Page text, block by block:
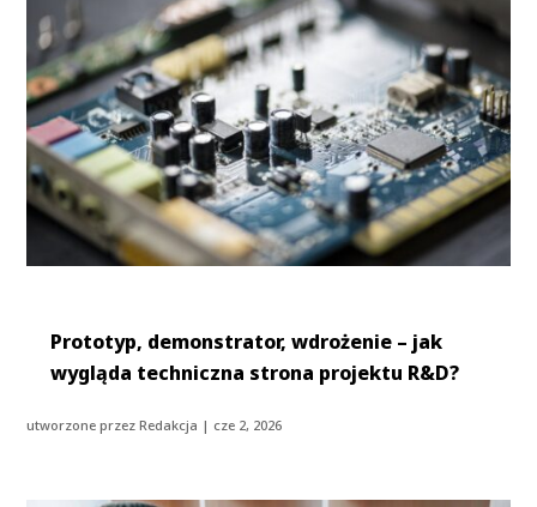
Prototyp, demonstrator, wdrożenie – jak
wygląda techniczna strona projektu R&D?
utworzone przezRedakcja | cze 2, 2026